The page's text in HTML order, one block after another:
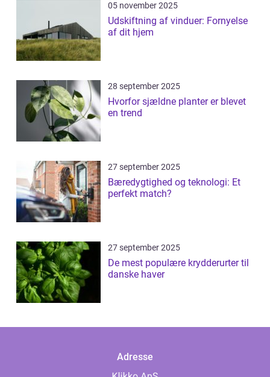
05 november 2025
Udskiftning af vinduer: Fornyelse
af dit hjem
28 september 2025
Hvorfor sjældne planter er blevet
en trend
27 september 2025
Bæredygtighed og teknologi: Et
perfekt match?
27 september 2025
De mest populære krydderurter til
danske haver
Adresse